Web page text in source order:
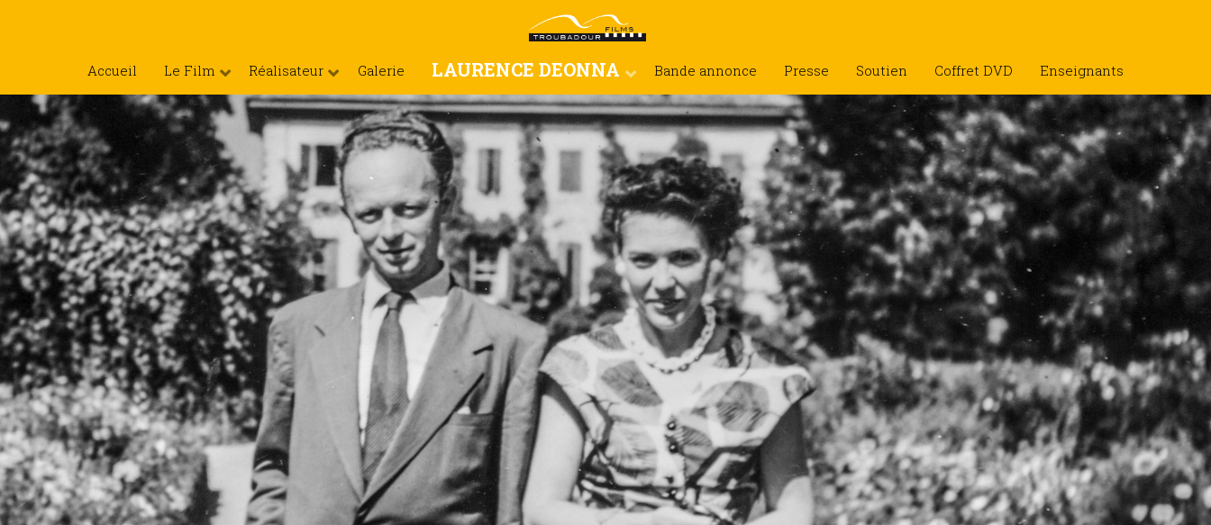
Accueil Le Film Réalisateur Galerie LAURENCE DEONNA Bande annonce Presse Soutien Coffret DVD Enseignants